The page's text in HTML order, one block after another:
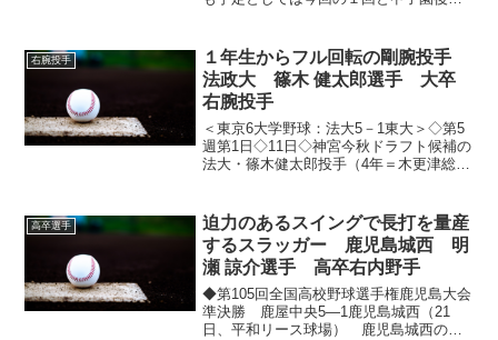
ずつ予想。ただし１位のみ１位とはずれ
１位の両方を予想...
右腕投手
１年生からフル回転の剛腕投手
法政大 篠木 健太郎選手 大卒
右腕投手
＜東京6大学野球：法大5－1東大＞◇第5
週第1日◇11日◇神宮今秋ドラフト候補の
法大・篠木健太郎投手（4年＝木更津総
ては中越え2点適時三塁打を放つなど大活
躍。篠木は...
高卒選手
迫力のあるスイングで長打を量産
するスラッガー 鹿児島城西 明
瀬 諒介選手 高卒右内野手
◆第105回全国高校野球選手権鹿児島大会
準決勝 鹿屋中央5―1鹿児島城西（21
日、平和リース球場） 鹿児島城西の投